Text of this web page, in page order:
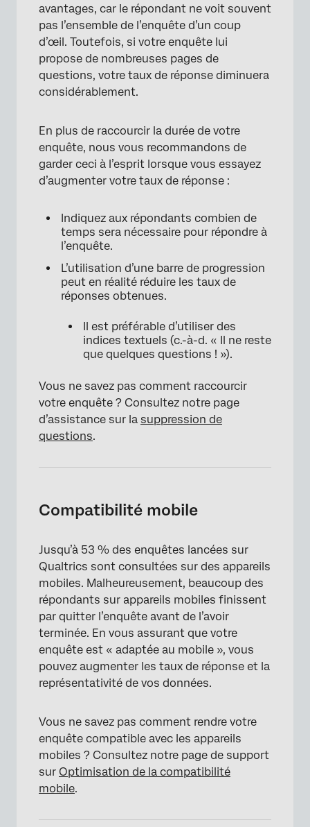
avantages, car le répondant ne voit souvent
pas l’ensemble de l’enquête d’un coup
d’œil. Toutefois, si votre enquête lui
propose de nombreuses pages de
questions, votre taux de réponse diminuera
considérablement.
En plus de raccourcir la durée de votre
enquête, nous vous recommandons de
garder ceci à l’esprit lorsque vous essayez
d’augmenter votre taux de réponse :
Indiquez aux répondants combien de
temps sera nécessaire pour répondre à
l’enquête.
L’utilisation d’une barre de progression
peut en réalité réduire les taux de
réponses obtenues.
Il est préférable d’utiliser des
indices textuels (c.-à-d. « Il ne reste
que quelques questions ! »).
Vous ne savez pas comment raccourcir
votre enquête ? Consultez notre page
d’assistance sur la suppression de
questions.
Compatibilité mobile
Jusqu’à 53 % des enquêtes lancées sur
Qualtrics sont consultées sur des appareils
mobiles. Malheureusement, beaucoup des
répondants sur appareils mobiles finissent
par quitter l’enquête avant de l’avoir
terminée. En vous assurant que votre
enquête est « adaptée au mobile », vous
pouvez augmenter les taux de réponse et la
représentativité de vos données.
Vous ne savez pas comment rendre votre
enquête compatible avec les appareils
mobiles ? Consultez notre page de support
sur Optimisation de la compatibilité
mobile.